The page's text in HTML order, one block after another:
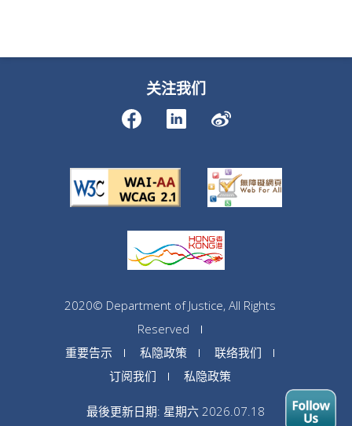
关注我们
2020© Department of Justice, All Rights
Reserved
重要告示
私隐政策
联络我们
订阅我们
私隐政策
最後更新日期: 星期六 2026.07.18